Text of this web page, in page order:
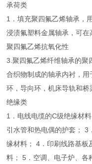
承荷类
1．填充聚四氟乙烯轴承，
浸渍氟塑料金属轴承，可在
聚四氟乙烯抗氧化性
3.聚四氟乙烯纤维轴承的聚
合织物制成的轴承内衬，
环，导向环，机床导轨和桥
绝缘类
1．电线电缆的C级绝缘材
引水管和热电偶的护套； 3
缘材料； 4．印刷线路基板
料； 5．空调、电子炉、各